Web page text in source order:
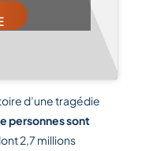
d’une tragédie
personnes sont
2,7 millions